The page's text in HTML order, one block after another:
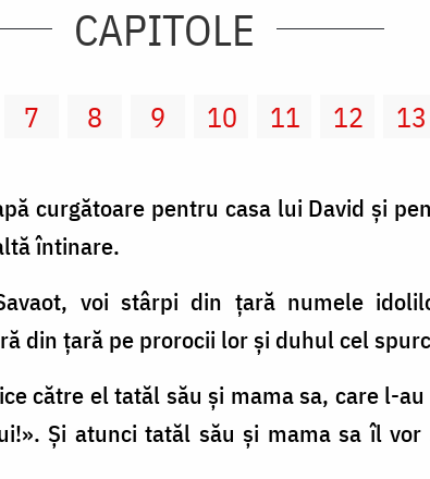
CAPITOLE
7 8 9 10 11 12 13
curgătoare pentru casa lui David şi
întinare.
voi stârpi din ţară numele
din ţară pe prorocii lor şi duhul cel
către el tatăl său şi mama sa, care l-
Și atunci tatăl său şi mama sa îl